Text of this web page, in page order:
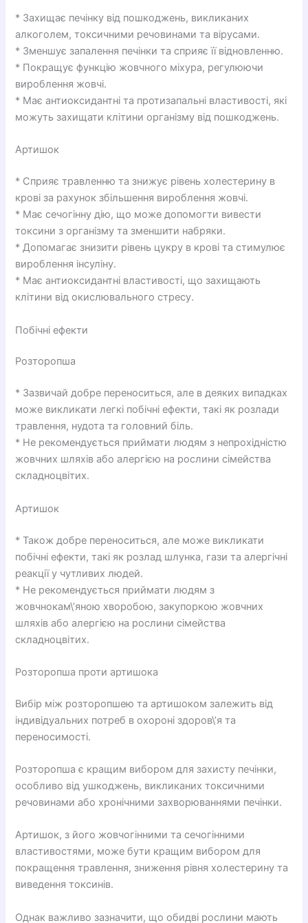
* Захищає печінку від пошкоджень, викликаних
алкоголем, токсичними речовинами та вірусами.
* Зменшує запалення печінки та сприяє її відновленню.
* Покращує функцію жовчного міхура, регулюючи
вироблення жовчі.
* Має антиоксидантні та протизапальні властивості, які
можуть захищати клітини організму від пошкоджень.
Артишок
* Сприяє травленню та знижує рівень холестерину в
крові за рахунок збільшення вироблення жовчі.
* Має сечогінну дію, що може допомогти вивести
токсини з організму та зменшити набряки.
* Допомагає знизити рівень цукру в крові та стимулює
вироблення інсуліну.
* Має антиоксидантні властивості, що захищають
клітини від окислювального стресу.
Побічні ефекти
Розторопша
* Зазвичай добре переноситься, але в деяких випадках
може викликати легкі побічні ефекти, такі як розлади
травлення, нудота та головний біль.
* Не рекомендується приймати людям з непрохідністю
жовчних шляхів або алергією на рослини сімейства
складноцвітих.
Артишок
* Також добре переноситься, але може викликати
побічні ефекти, такі як розлад шлунка, гази та алергічні
реакції у чутливих людей.
* Не рекомендується приймати людям з
жовчнокам\’яною хворобою, закупоркою жовчних
шляхів або алергією на рослини сімейства
складноцвітих.
Розторопша проти артишока
Вибір між розторопшею та артишоком залежить від
індивідуальних потреб в охороні здоров\’я та
переносимості.
Розторопша є кращим вибором для захисту печінки,
особливо від ушкоджень, викликаних токсичними
речовинами або хронічними захворюваннями печінки.
Артишок, з його жовчогінними та сечогінними
властивостями, може бути кращим вибором для
покращення травлення, зниження рівня холестерину та
виведення токсинів.
Однак важливо зазначити, що обидві рослини мають